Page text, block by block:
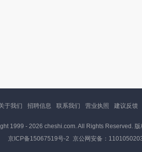
于我们 招聘信息 联系我们 营业执照 建议反馈
1999 - 2026 cheshi.com. All Rights Reserved. 版
京ICP备15067519号-2 京公网安备：